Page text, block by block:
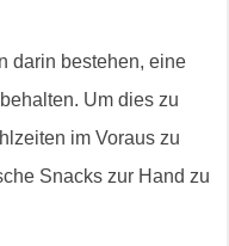
darin bestehen, eine
Um dies zu
im Voraus zu
Snacks zur Hand zu